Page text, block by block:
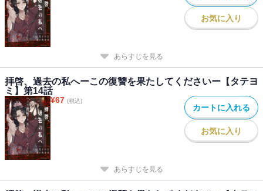
お気に入り
あらすじを見る
拝啓、過去の私へーこの復讐を果たしてくださいー【タテヨ
ミ】第14話
¥67 (税込)
カートに入れる
お気に入り
あらすじを見る